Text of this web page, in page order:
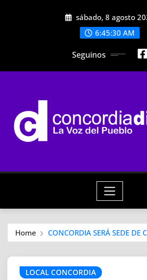
sábado, 8 agosto
6:45:31 AM
Seguinos
Home CONCORDIA SERÁ SEDE DE
LOCAL CONCORDIA